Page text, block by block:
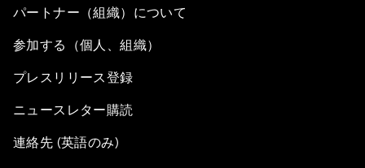
パートナー（組織）について
参加する（個人、組織）
プレスリリース登録
ニュースレター購読
連絡先 (英語のみ)